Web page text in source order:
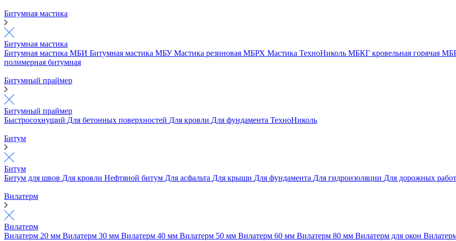
Битумная мастика
Битумная мастика
Битумная мастика МБИ Битумная мастика МБУМастика резиновая МБРХ Мастика ТехноНиколь МБКГ кровельная горячая МБР
полимерная битумная
Битумный праймер
Битумный праймер
Быстросохнущий Для бетонных поверхностей Для кровли Для фундамента ТехноНиколь
Битум
Битум
Битум для швов Для кровли Нефтяной битум Для асфальта Для крыши Для фундамента Для гидроизоляции Для дорожных работ
Вилатерм
Вилатерм
Вилатерм 20 мм Вилатерм 30 мм Вилатерм 40 мм Вилатерм 50 мм Вилатерм 60 мм Вилатерм 80 мм Вилатерм для окон